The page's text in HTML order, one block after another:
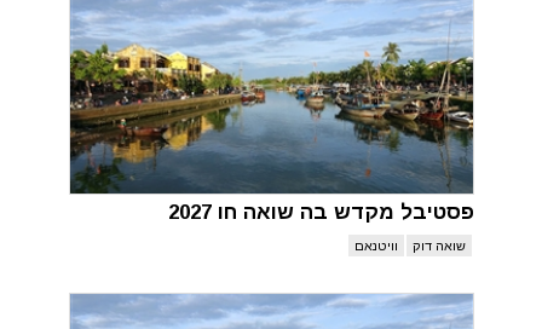
פסטיבל מקדש בה שואה חו 2027
שואה דוק וויטנאם